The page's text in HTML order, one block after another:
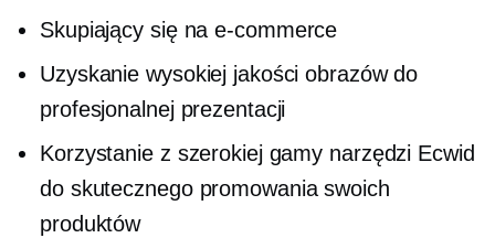
Skupiający się nae-commerce
Uzyskanie wysokiej jakości obrazów do
profesjonalnej prezentacji
Korzystanie z szerokiej gamy narzędzi Ecwid
do skutecznego promowania swoich
produktów